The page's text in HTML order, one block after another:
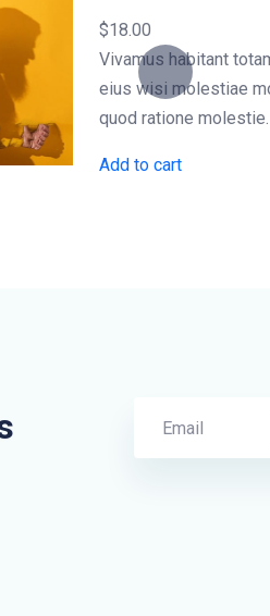
$18.00
Vivamus habitant
eius wisi molestiae
quod ratione
Add to cart